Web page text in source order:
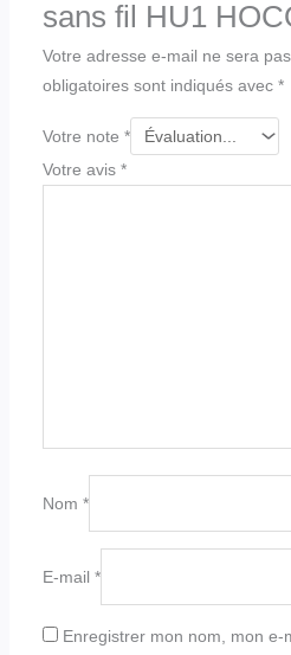
sans fil HU1
Votre adresse e-mail ne sera pas
obligatoires sont indiqués avec *
Votre note *
Votre avis *
Nom *
E-mail *
Enregistrer mon nom, mon e-